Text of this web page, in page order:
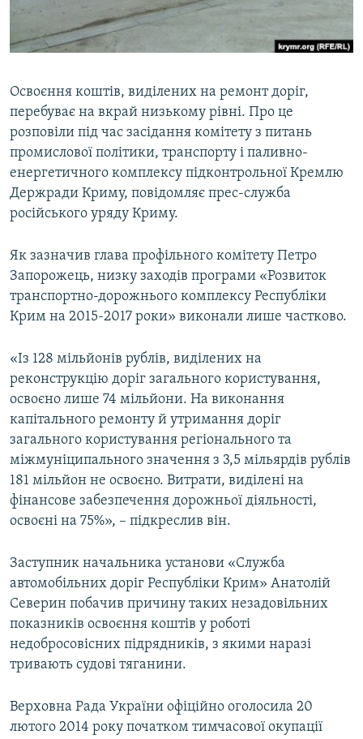
ВІДЕОУРОКИ «ELIFBE»
СВІДЧЕННЯ ОКУПАЦІЇ
ІНФОГРАФІКА
Русский
Qırımtatar
ДОЛУЧАЙСЯ!
Усі сайти RFE/RL
Освоєння коштів, виділених на ремонт доріг,
перебуває на вкрай низькому рівні. Про це
розповіли під час засідання комітету з питань
промислової політики, транспорту і паливно-
енергетичного комплексу підконтрольної Кремлю
Держради Криму, повідомляє прес-служба
російського уряду Криму.
Як зазначив глава профільного комітету Петро
Запорожець, низку заходів програми «Розвиток
транспортно-дорожнього комплексу Республіки
Крим на 2015-2017 роки» виконали лише частково.
«Із 128 мільйонів рублів, виділених на
реконструкцію доріг загального користування,
освоєно лише 74 мільйони. На виконання
капітального ремонту й утримання доріг
загального користування регіонального та
міжмуніципального значення з 3,5 мільярдів рублів
181 мільйон не освоєно. Витрати, виділені на
фінансове забезпечення дорожньої діяльності,
освоєні на 75%», – підкреслив він.
Заступник начальника установи «Служба
автомобільних доріг Республіки Крим» Анатолій
Северин побачив причину таких незадовільних
показників освоєння коштів у роботі
недобросовісних підрядників, з якими наразі
тривають судові тяганини.
Верховна Рада України офіційно оголосила 20
лютого 2014 року початком тимчасової окупації